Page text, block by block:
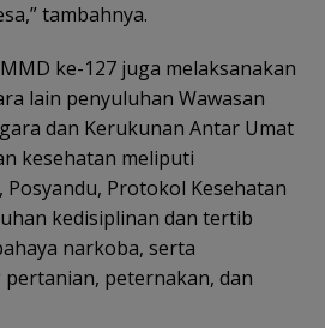
tambahnya.
ke-127 juga melaksanakan
lain penyuluhan Wawasan
dan Kerukunan Antar Umat
kesehatan meliputi
Protokol Kesehatan
kedisiplinan dan tertib
narkoba, serta
peternakan, dan